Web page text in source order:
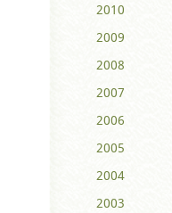
2010
2009
2008
2007
2006
2005
2004
2003